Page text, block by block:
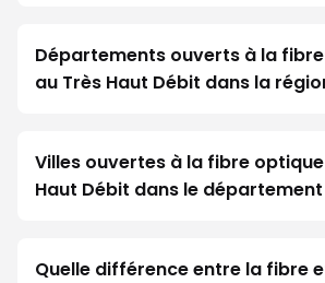
Départements ouverts à la
au Très Haut Débit dans la
Villes ouvertes à la fibre
Haut Débit dans le
Quelle différence entre la fibre